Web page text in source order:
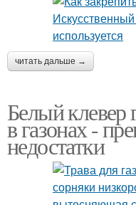
читать дальше →
Белый клевер
в газонах -
недостатки